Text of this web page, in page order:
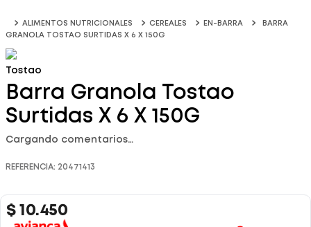
ALIMENTOS NUTRICIONALES CEREALES EN-BARRA
BARRA
GRANOLA TOSTAO SURTIDAS X 6 X 150G
Tostao
Barra Granola Tostao
Surtidas X 6 X 150G
Cargando comentarios…
REFERENCIA: 20471413
$ 10.450